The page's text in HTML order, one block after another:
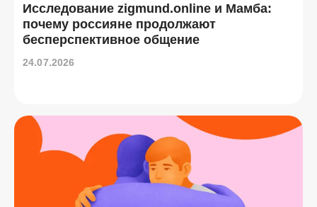
Исследование zigmund.online и Мамба:
почему россияне продолжают
бесперспективное общение
24.07.2026